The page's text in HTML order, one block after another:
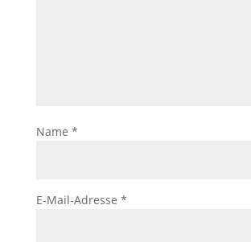
Name *
E-Mail-Adresse *